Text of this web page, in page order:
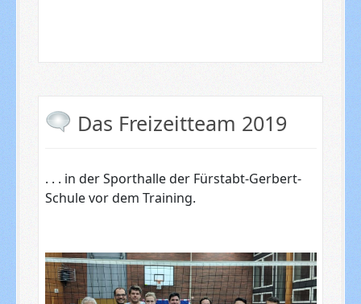
Das Freizeitteam 2019
. . . in der Sporthalle der Fürstabt-Gerbert-
Schule vor dem Training.